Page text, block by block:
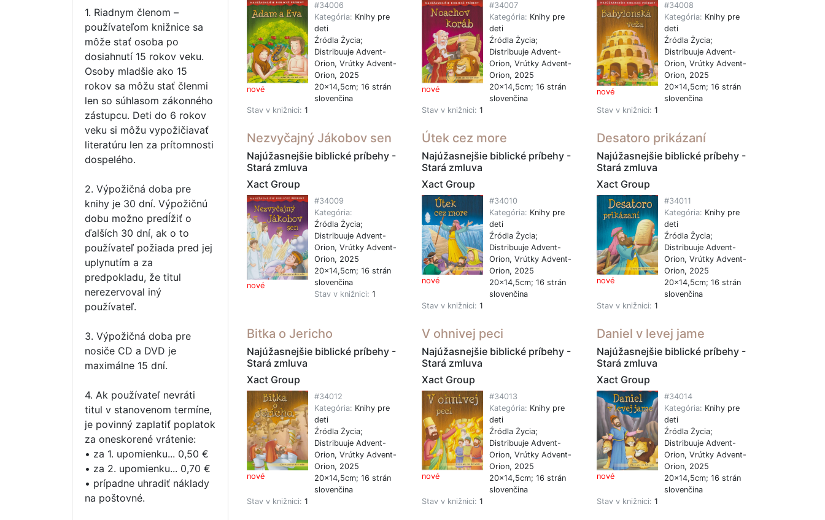
1. Riadnym členom –
používateľom knižnice sa
môže stať osoba po
dosiahnutí 15 rokov veku.
Osoby mladšie ako 15
rokov sa môžu stať členmi
len so súhlasom zákonného
zástupcu. Deti do 6 rokov
veku si môžu vypožičiavať
literatúru len za prítomnosti
dospelého.
2. Výpožičná doba pre
knihy je 30 dní. Výpožičnú
dobu možno predĺžiť o
ďalších 30 dní, ak o to
používateľ požiada pred jej
uplynutím a za
predpokladu, že titul
nerezervoval iný
používateľ.
3. Výpožičná doba pre
nosiče CD a DVD je
maximálne 15 dní.
4. Ak používateľ nevráti
titul v stanovenom termíne,
je povinný zaplatiť poplatok
za oneskorené vrátenie:
• za 1. upomienku... 0,50 €
• za 2. upomienku... 0,70 €
• prípadne uhradiť náklady
na poštovné.
nové
#34006
Kategória: Knihy pre
deti
Źródla Życia;
Distribuuje Advent-
Orion, Vrútky Advent-
Orion, 2025
20x14,5cm; 16 strán
slovenčina
Stav v knižnici: 1
nové
#34007
Kategória: Knihy pre
deti
Źródla Życia;
Distribuuje Advent-
Orion, Vrútky Advent-
Orion, 2025
20x14,5cm; 16 strán
slovenčina
Stav v knižnici: 1
nové
#34008
Kategória: Knihy pre
deti
Źródla Życia;
Distribuuje Advent-
Orion, Vrútky Advent-
Orion, 2025
20x14,5cm; 16 strán
slovenčina
Stav v knižnici: 1
Nezvyčajný Jákobov sen
Najúžasnejšie biblické príbehy -
Stará zmluva
Xact Group
nové
#34009
Kategória:
Źródla Życia;
Distribuuje Advent-
Orion, Vrútky Advent-
Orion, 2025
20x14,5cm; 16 strán
slovenčina
Stav v knižnici: 1
Útek cez more
Najúžasnejšie biblické príbehy -
Stará zmluva
Xact Group
nové
#34010
Kategória: Knihy pre
deti
Źródla Życia;
Distribuuje Advent-
Orion, Vrútky Advent-
Orion, 2025
20x14,5cm; 16 strán
slovenčina
Stav v knižnici: 1
Desatoro prikázaní
Najúžasnejšie biblické príbehy -
Stará zmluva
Xact Group
nové
#34011
Kategória: Knihy pre
deti
Źródla Życia;
Distribuuje Advent-
Orion, Vrútky Advent-
Orion, 2025
20x14,5cm; 16 strán
slovenčina
Stav v knižnici: 1
Bitka o Jericho
Najúžasnejšie biblické príbehy -
Stará zmluva
Xact Group
nové
#34012
Kategória: Knihy pre
deti
Źródla Życia;
Distribuuje Advent-
Orion, Vrútky Advent-
Orion, 2025
20x14,5cm; 16 strán
slovenčina
Stav v knižnici: 1
V ohnivej peci
Najúžasnejšie biblické príbehy -
Stará zmluva
Xact Group
nové
#34013
Kategória: Knihy pre
deti
Źródla Życia;
Distribuuje Advent-
Orion, Vrútky Advent-
Orion, 2025
20x14,5cm; 16 strán
slovenčina
Stav v knižnici: 1
Daniel v levej jame
Najúžasnejšie biblické príbehy -
Stará zmluva
Xact Group
nové
#34014
Kategória: Knihy pre
deti
Źródla Życia;
Distribuuje Advent-
Orion, Vrútky Advent-
Orion, 2025
20x14,5cm; 16 strán
slovenčina
Stav v knižnici: 1